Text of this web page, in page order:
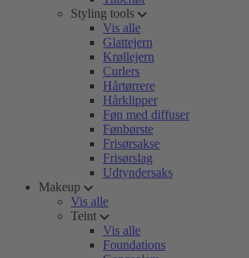
Styling tools
Vis alle
Glattejern
Krøllejern
Curlers
Hårtørrere
Hårklipper
Føn med diffuser
Fønbørste
Frisørsakse
Frisørslag
Udtyndersaks
Makeup
Vis alle
Teint
Vis alle
Foundations